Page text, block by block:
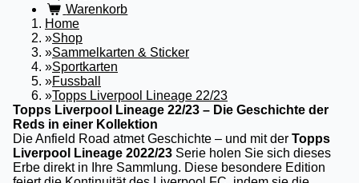
Warenkorb
Home
»Shop
»Sammelkarten & Sticker
»Sportkarten
»Fussball
»Topps Liverpool Lineage 22/23
Topps Liverpool Lineage 22/23 – Die Geschichte der
Reds in einer Kollektion
Die Anfield Road atmet Geschichte – und mit der Topps
Liverpool Lineage 2022/23 Serie holen Sie sich dieses
Erbe direkt in Ihre Sammlung. Diese besondere Edition